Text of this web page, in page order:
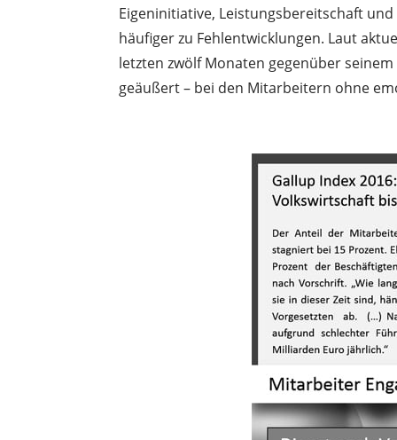
Eigeninitiative, Leistungsbereitschaft
häufiger zu Fehlentwicklungen. Laut
letzten zwölf Monaten gegenüber
geäußert – bei den Mitarbeitern ohne